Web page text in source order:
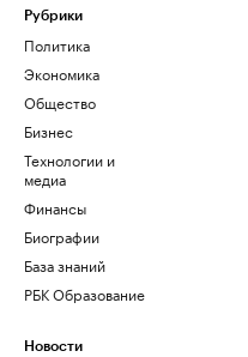
Рубрики
Политика
Экономика
Общество
Бизнес
Технологии и
медиа
Финансы
Биографии
База знаний
РБК Образование
Новости